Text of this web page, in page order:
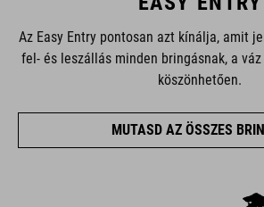
Az Easy Entry pontosan azt kínálja, amit
fel- és leszállás minden bringásnak, a
köszönhetően.
MUTASD AZ ÖSSZES